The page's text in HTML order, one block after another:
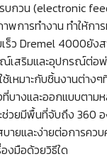
บกวน (electronic
พการทำงาน ทำให้กา
ร็ว Dremel 4000ยังส
เสริมและอุปกรณ์ต่อ
เหมาะกับชิ้นงานต่าง
บางและออกแบบตาม
ช่วยมีพื้นที่จับถึง 360
ายและง่ายต่อการคว
องมือด้วยวิธีใด